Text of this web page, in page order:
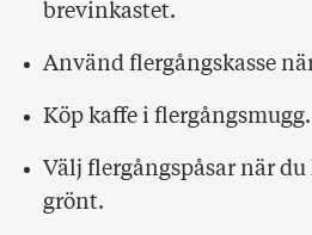
brevinkastet.
Använd flergångskasse
Köp kaffe i flergångsmugg.
Välj flergångspåsar när
grönt.